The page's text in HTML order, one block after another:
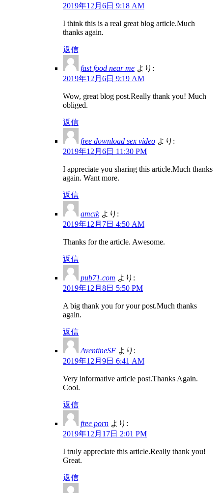
2019年12月6日 9:18 AM
I think this is a real great blog article.Much
thanks again.
返信
fast food near me より:
2019年12月6日 9:19 AM
Wow, great blog post.Really thank you! Much
obliged.
返信
free download sex video より:
2019年12月6日 11:30 PM
I appreciate you sharing this article.Much thanks
again. Want more.
返信
amcık より:
2019年12月7日 4:50 AM
Thanks for the article. Awesome.
返信
pub71.com より:
2019年12月8日 5:50 PM
A big thank you for your post.Much thanks
again.
返信
AventineSF より:
2019年12月9日 6:41 AM
Very informative article post.Thanks Again.
Cool.
返信
free porn より:
2019年12月17日 2:01 PM
I truly appreciate this article.Really thank you!
Great.
返信